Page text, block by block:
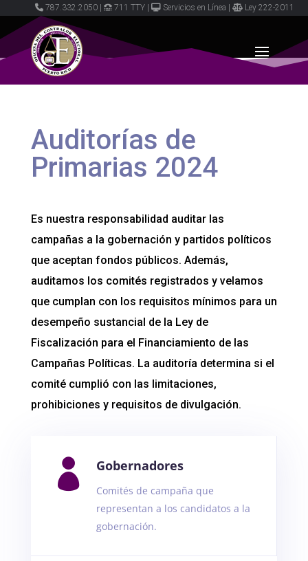
787.332.2050 711 TTY Servicios en Línea Ley 222-2011
Auditorías de
Primarias 2024
Es nuestra responsabilidad auditar las
campañas a la gobernación y partidos políticos
que aceptan fondos públicos. Además,
auditamos los comités registrados y velamos
que cumplan con los requisitos mínimos para un
desempeño sustancial de la Ley de
Fiscalización para el Financiamiento de las
Campañas Políticas. La auditoría determina si el
comité cumplió con las limitaciones,
prohibiciones y requisitos de divulgación.
 Gobernadores
Comités de campaña que
representan a los candidatos a la
gobernación.